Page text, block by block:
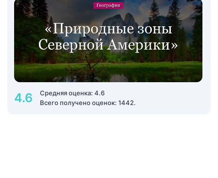
4.6
Средняя оценка: 4.6
Всего получено оценок: 1442.